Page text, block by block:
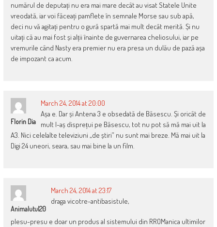
numărul de deputați nu era mai mare decât au visat Statele Unite
vreodată, iar voi făceați pamflete în semnale Morse sau sub apă,
deci nu vă agitați pentru o gură spartă mai mult decât merită. Și nu
uitați că au mai fost și alții înainte de guvernarea cheliosului, iar pe
vremurile când Nasty era premier nu era presa un dulău de pază așa
de impozant ca acum.
Florin Dia
March 24, 2014 at 20:00
Așa e. Dar și Antena 3 e obsedată de Băsescu. Și oricât de
mult l-aș disprețui pe Băsescu, tot nu pot să mă mai uit la
A3. Nici celelalte televiziuni „de știri” nu sunt mai breze. Mă mai uit la
Digi 24 uneori, seara, sau mai bine la un film.
Animalutul20
March 24, 2014 at 23:17
draga vicotre-antibasistule,
plesu-presu e doar un produs al sistemului din RROManica ultimilor